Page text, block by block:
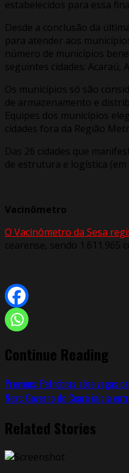
estabelecidos para essa
Desde a conclusão da
para atender aos
número de municípios
seguintes cidades:
Os municípios só são
de armazenamento e
Equipes dos municípios
cidades fora da Região
Das 26 cidades que
de estrutura e logística (em
Vacinômetro
O Vacinômetro da Sesa
cearense, sendo 1.611.965
Continue Reading
Previous: Petrobras abre vagas
Next: Governo do Ceará inicia
Related Stories